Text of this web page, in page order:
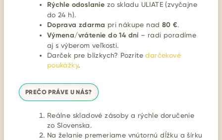
Rýchle odoslanie zo skladu ULIATE (zvyčajne
do 24 h).
Doprava zdarma pri nákupe nad 80 €.
Výmena/vrátenie do 14 dní– radi poradíme
aj s výberom veľkosti.
Darček pre blízkych? Pozritedarčekové
poukážky.
PREČO PRÁVE U NÁS?
Reálne skladové zásoby a rýchle doručenie
zo Slovenska.
Na želanie premeriame vnútornú dĺžku a šírku